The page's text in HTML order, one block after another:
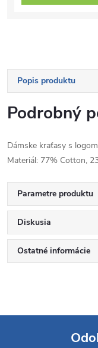
Popis produktu
Podrobný
Dámske kraťasy s
Materiál: 77% Cotton,
Parametre produktu
Diskusia
Ostatné informácie